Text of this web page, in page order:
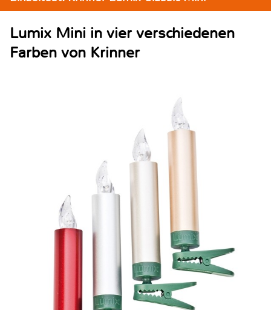
Lumix Mini in vier verschiedenen
Farben von Krinner